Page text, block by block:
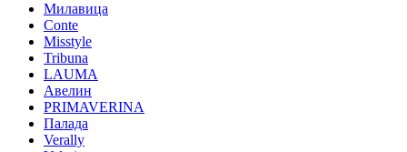
Милавица
Conte
Misstyle
Tribuna
LAUMA
Авелин
PRIMAVERINA
Палада
Verally